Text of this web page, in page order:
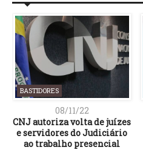
BASTIDORES
08/11/22
CNJ autoriza volta de juízes
e servidores do Judiciário
ao trabalho presencial